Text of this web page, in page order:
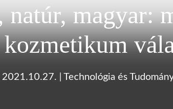
natúr, magyar:
2021.10.27. Technológia és